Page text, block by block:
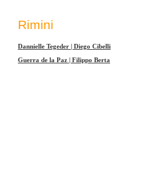
Rimini
Dannielle Tegeder | Diego Cibelli
Guerra de la Paz | Filippo Berta